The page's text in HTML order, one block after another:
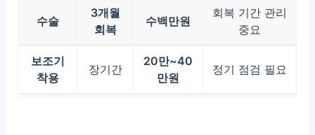
수술
3개월
회복
수백만원
회복 기간 관리
중요
보조기
착용
장기간
20만~40
만원
정기 점검 필요